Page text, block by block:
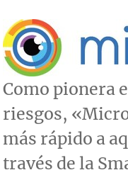
Como pionera
riesgos,
más rápido a
través de la